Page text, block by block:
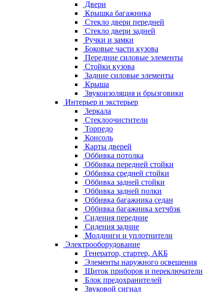
Двери
Крышка багажника
Стекло двери передней
Стекло двери задней
Ручки и замки
Боковые части кузова
Передние силовые элементы
Стойки кузова
Задние силовые элементы
Крыша
Звукоизоляция и брызговики
Интерьер и экстерьер
Зеркала
Стеклоочистители
Торпедо
Консоль
Карты дверей
Оббивка потолка
Оббивка передней стойки
Оббивка средней стойки
Оббивка задней стойки
Оббивка задней полки
Оббивка багажника седан
Оббивка багажника хетчбэк
Сидения передние
Сидения задние
Молдниги и уплотнители
Электрооборудование
Генератор, стартер, АКБ
Элементы наружного освещения
Щиток приборов и переключатели
Блок предохранителей
Звуковой сигнал